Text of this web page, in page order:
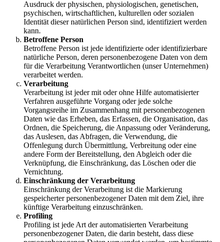
Ausdruck der physischen, physiologischen, genetischen,
psychischen, wirtschaftlichen, kulturellen oder sozialen
Identität dieser natürlichen Person sind, identifiziert werden
kann.
Betroffene Person
Betroffene Person ist jede identifizierte oder identifizierbare
natürliche Person, deren personenbezogene Daten von dem
für die Verarbeitung Verantwortlichen (unser Unternehmen)
verarbeitet werden.
Verarbeitung
Verarbeitung ist jeder mit oder ohne Hilfe automatisierter
Verfahren ausgeführte Vorgang oder jede solche
Vorgangsreihe im Zusammenhang mit personenbezogenen
Daten wie das Erheben, das Erfassen, die Organisation, das
Ordnen, die Speicherung, die Anpassung oder Veränderung,
das Auslesen, das Abfragen, die Verwendung, die
Offenlegung durch Übermittlung, Verbreitung oder eine
andere Form der Bereitstellung, den Abgleich oder die
Verknüpfung, die Einschränkung, das Löschen oder die
Vernichtung.
Einschränkung der Verarbeitung
Einschränkung der Verarbeitung ist die Markierung
gespeicherter personenbezogener Daten mit dem Ziel, ihre
künftige Verarbeitung einzuschränken.
Profiling
Profiling ist jede Art der automatisierten Verarbeitung
personenbezogener Daten, die darin besteht, dass diese